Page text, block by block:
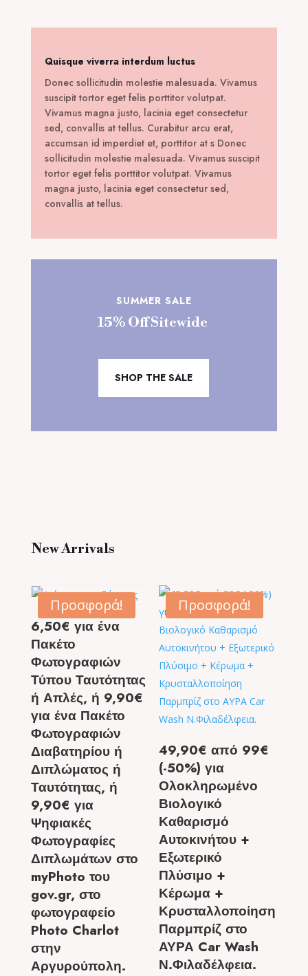
Quisque viverra interdum luctus
Donec sollicitudin molestie malesuada. Vivamus
suscipit tortor eget felis porttitor volutpat.
Vivamus magna justo, lacinia eget consectetur
sed, convallis at tellus. Curabitur arcu erat,
accumsan id imperdiet et, porttitor at s Donec
sollicitudin molestie malesuada. Vivamus suscipit
tortor eget felis porttitor volutpat. Vivamus
magna justo, lacinia eget consectetur sed,
convallis at tellus.
SUMMER SALE
15% Off Sitewide
SHOP THE SALE
New Arrivals
Προσφορά!
6,50€ για ένα
Πακέτο
Φωτογραφιών
Τύπου Ταυτότητας
ή Απλές, ή 9,90€
για ένα Πακέτο
Φωτογραφιών
Διαβατηρίου ή
Διπλώματος ή
Ταυτότητας, ή
9,90€ για
Ψηφιακές
Φωτογραφίες
Διπλωμάτων στο
myPhoto του
gov.gr, στο
φωτογραφείο
Photo Charlot
στην
Αργυρούπολη.
Προσφορά!
49,90€ από 99€
(-50%) για
Ολοκληρωμένο
Βιολογικό
Καθαρισμό
Αυτοκινήτου +
Εξωτερικό
Πλύσιμο +
Κέρωμα +
Κρυσταλλοποίηση
Παρμπρίζ στο
ΑΥΡΑ Car Wash
Ν.Φιλαδέλφεια.